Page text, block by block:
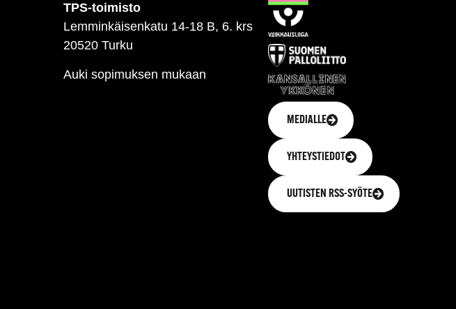
TPS-toimisto
Lemminkäisenkatu 14-18 B, 6. krs
20520 Turku
Auki sopimuksen mukaan
MEDIALLE
YHTEYSTIEDOT
UUTISTEN RSS-SYÖTE